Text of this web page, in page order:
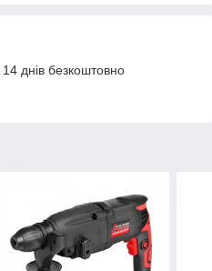
днів безкоштовно